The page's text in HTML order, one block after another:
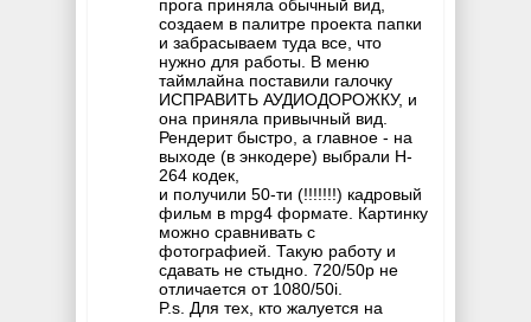
прога приняла обычный вид,
создаем в палитре проекта папки
и забрасываем туда все, что
нужно для работы. В меню
таймлайна поставили галочку
ИСПРАВИТЬ АУДИОДОРОЖКУ, и
она приняла привычный вид.
Рендерит быстро, а главное - на
выходе (в энкодере) выбрали H-
264 кодек,
и получили 50-ти (!!!!!!!) кадровый
фильм в mpg4 формате. Картинку
можно сравнивать с
фотографией. Такую работу и
сдавать не стыдно. 720/50р не
отличается от 1080/50i.
P.s. Для тех, кто жалуется на